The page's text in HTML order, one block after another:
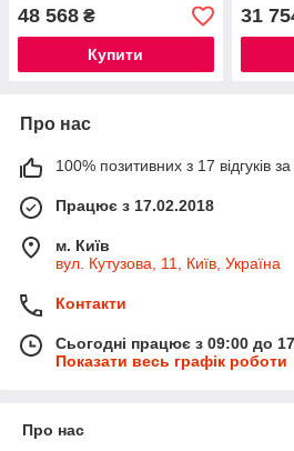
48 568 ₴
Купити
31
Про нас
100% позитивних з 17 відгуків за
Працює з 17.02.2018
м. Київ
вул. Кутузова, 11, Київ, Україна
Контакти
Сьогодні працює з 09:00 до
Показати весь графік роботи
Про нас